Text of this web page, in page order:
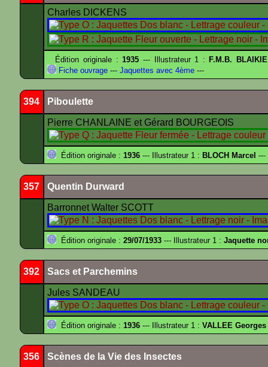
Charles DICKENS
Édition originale :1935 --- Illustrateur 1 : F.M.B.
Fiche ouvrage --- Jaquettes avec 4ème ---
394 Piboulette
Pierre CHANLAINE et Gérard BOURGEOIS
Édition originale : 1936 --- Illustrateur 1 : BLOCH Marcel ---
357 Quentin Durward
Barronnet Walter SCOTT
Édition originale : 29/07/1933 --- Illustrateur 1 : Jaquette
392 Sacs et Parchemins
Jules SANDEAU
Édition originale : 1936 --- Illustrateur 1 : VALLEE Georges
356 Scènes de la Vie des Insectes